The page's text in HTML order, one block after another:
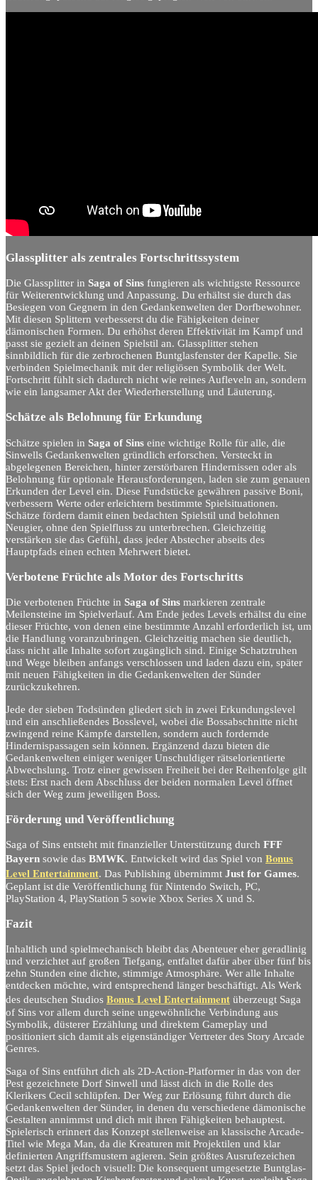
Glassplitter als zentrales Fortschrittssystem
Die Glassplitter in Saga of Sins fungieren als wichtigste Ressource
für Weiterentwicklung und Anpassung. Du erhältst sie durch das
Besiegen von Gegnern in den Gedankenwelten der Dorfbewohner.
Mit diesen Splittern verbesserst du die Fähigkeiten deiner
dämonischen Formen. Du erhöhst deren Effektivität im Kampf und
passt sie gezielt an deinen Spielstil an. Glassplitter stehen
sinnbildlich für die zerbrochenen Buntglasfenster der Kapelle. Sie
verbinden Spielmechanik mit der religiösen Symbolik der Welt.
Fortschritt fühlt sich dadurch nicht wie reines Aufleveln an, sondern
wie ein langsamer Akt der Wiederherstellung und Läuterung.
Schätze als Belohnung für Erkundung
Schätze spielen in Saga of Sins eine wichtige Rolle für alle, die
Sinwells Gedankenwelten gründlich erforschen. Versteckt in
abgelegenen Bereichen, hinter zerstörbaren Hindernissen oder als
Belohnung für optionale Herausforderungen, laden sie zum genauen
Erkunden der Level ein. Diese Fundstücke gewähren passive Boni,
verbessern Werte oder erleichtern bestimmte Spielsituationen.
Schätze fördern damit einen bedachten Spielstil und belohnen
Neugier, ohne den Spielfluss zu unterbrechen. Gleichzeitig
verstärken sie das Gefühl, dass jeder Abstecher abseits des
Hauptpfads einen echten Mehrwert bietet.
Verbotene Früchte als Motor des Fortschritts
Die verbotenen Früchte in Saga of Sins markieren zentrale
Meilensteine im Spielverlauf. Am Ende jedes Levels erhältst du eine
dieser Früchte, von denen eine bestimmte Anzahl erforderlich ist, um
die Handlung voranzubringen. Gleichzeitig machen sie deutlich,
dass nicht alle Inhalte sofort zugänglich sind. Einige Schatztruhen
und Wege bleiben anfangs verschlossen und laden dazu ein, später
mit neuen Fähigkeiten in die Gedankenwelten der Sünder
zurückzukehren.
Jede der sieben Todsünden gliedert sich in zwei Erkundungslevel
und ein anschließendes Bosslevel, wobei die Bossabschnitte nicht
zwingend reine Kämpfe darstellen, sondern auch fordernde
Hindernispassagen sein können. Ergänzend dazu bieten die
Gedankenwelten einiger weniger Unschuldiger rätselorientierte
Abwechslung. Trotz einer gewissen Freiheit bei der Reihenfolge gilt
stets: Erst nach dem Abschluss der beiden normalen Level öffnet
sich der Weg zum jeweiligen Boss.
Förderung und Veröffentlichung
Saga of Sins entsteht mit finanzieller Unterstützung durch FFF
Bayern sowie das BMWK. Entwickelt wird das Spiel von Bonus
Level Entertainment. Das Publishing übernimmt Just for Games.
Geplant ist die Veröffentlichung für Nintendo Switch, PC,
PlayStation 4, PlayStation 5 sowie Xbox Series X und S.
Fazit
Inhaltlich und spielmechanisch bleibt das Abenteuer eher geradlinig
und verzichtet auf großen Tiefgang, entfaltet dafür aber über fünf bis
zehn Stunden eine dichte, stimmige Atmosphäre. Wer alle Inhalte
entdecken möchte, wird entsprechend länger beschäftigt. Als Werk
des deutschen Studios Bonus Level Entertainment überzeugt Saga
of Sins vor allem durch seine ungewöhnliche Verbindung aus
Symbolik, düsterer Erzählung und direktem Gameplay und
positioniert sich damit als eigenständiger Vertreter des Story Arcade
Genres.
Saga of Sins entführt dich als 2D-Action-Platformer in das von der
Pest gezeichnete Dorf Sinwell und lässt dich in die Rolle des
Klerikers Cecil schlüpfen. Der Weg zur Erlösung führt durch die
Gedankenwelten der Sünder, in denen du verschiedene dämonische
Gestalten annimmst und dich mit ihren Fähigkeiten behauptest.
Spielerisch erinnert das Konzept stellenweise an klassische Arcade-
Titel wie Mega Man, da die Kreaturen mit Projektilen und klar
definierten Angriffsmustern agieren. Sein größtes Ausrufezeichen
setzt das Spiel jedoch visuell: Die konsequent umgesetzte Buntglas-